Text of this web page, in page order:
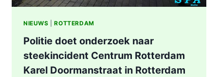
NIEUWS |ROTTERDAM
Politie doet onderzoek naar
steekincident Centrum Rotterdam
Karel Doormanstraat in Rotterdam